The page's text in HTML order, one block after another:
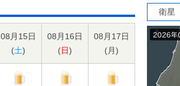
08月15日
(土)
08月16日
(日)
08月17日
(月)
衛星